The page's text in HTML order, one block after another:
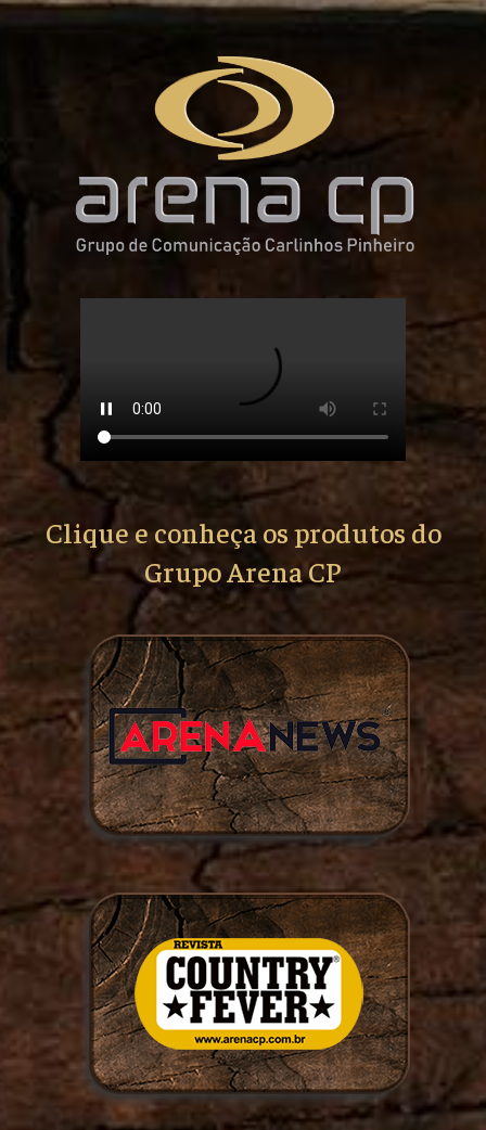
Clique e conheça os produtos do
Grupo Arena CP